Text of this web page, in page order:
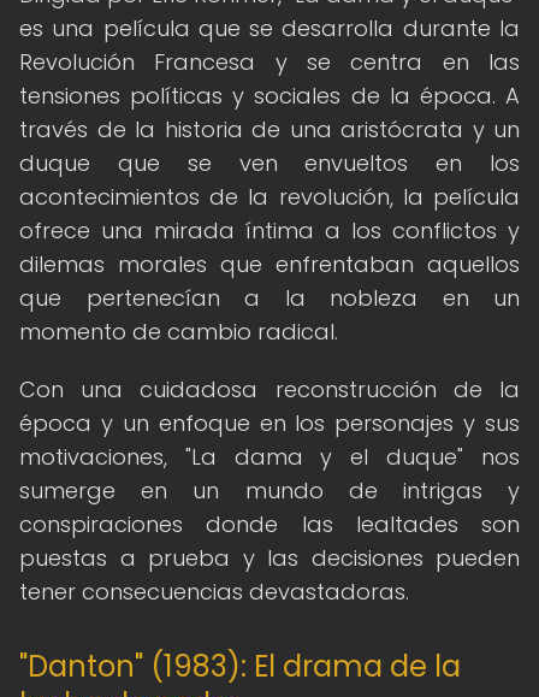
es una película que se desarrolla durante la
Revolución Francesa y se centra en las
tensiones políticas y sociales de la época. A
través de la historia de una aristócrata y un
duque que se ven envueltos en los
acontecimientos de la revolución, la película
ofrece una mirada íntima a los conflictos y
dilemas morales que enfrentaban aquellos
que pertenecían a la nobleza en un
momento de cambio radical.
Con una cuidadosa reconstrucción de la
época y un enfoque en los personajes y sus
motivaciones, "La dama y el duque" nos
sumerge en un mundo de intrigas y
conspiraciones donde las lealtades son
puestas a prueba y las decisiones pueden
tener consecuencias devastadoras.
"Danton" (1983): El drama de la